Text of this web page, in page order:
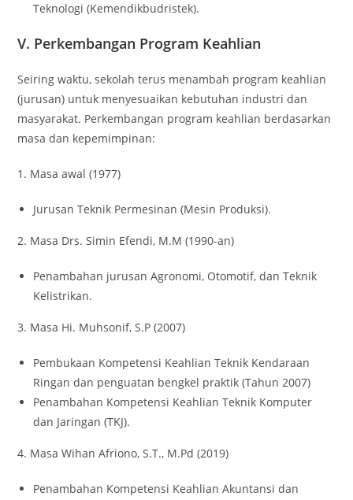
Teknologi (Kemendikbudristek).
V. Perkembangan Program Keahlian
Seiring waktu, sekolah terus menambah program keahlian
(jurusan) untuk menyesuaikan kebutuhan industri dan
masyarakat. Perkembangan program keahlian berdasarkan
masa dan kepemimpinan:
1. Masa awal (1977)
Jurusan Teknik Permesinan (Mesin Produksi).
2. Masa Drs. Simin Efendi, M.M (1990-an)
Penambahan jurusan Agronomi, Otomotif, dan Teknik
Kelistrikan.
3. Masa Hi. Muhsonif, S.P (2007)
Pembukaan Kompetensi Keahlian Teknik Kendaraan
Ringan dan penguatan bengkel praktik (Tahun 2007)
Penambahan Kompetensi Keahlian Teknik Komputer
dan Jaringan (TKJ).
4. Masa Wihan Afriono, S.T., M.Pd (2019)
Penambahan Kompetensi Keahlian Akuntansi dan